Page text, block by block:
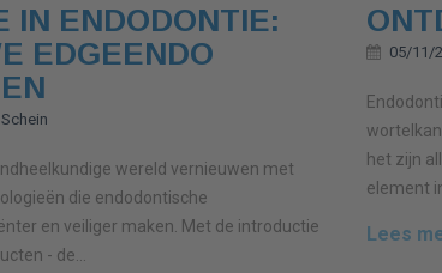
IN ENDODONTIE:
EDGEENDO
wereld vernieuwen met
die endodontische
en veiliger maken. Met de introductie
- de...
05/11/
het zijn
element
Lees